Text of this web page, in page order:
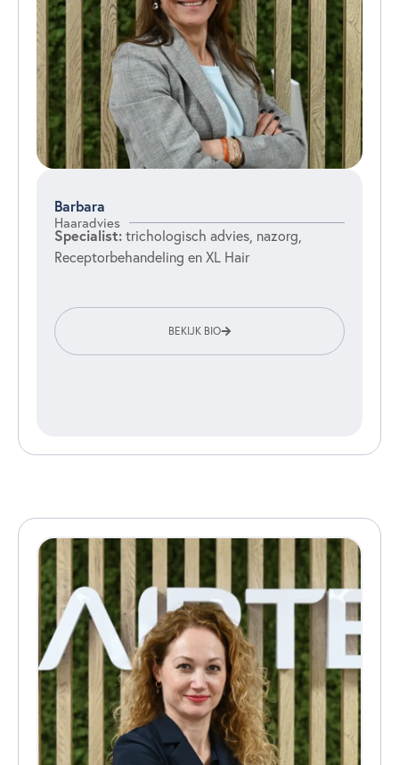
Barbara
Haaradvies
Specialist: trichologisch advies, nazorg,
Receptorbehandeling en XL Hair
BEKIJK BIO